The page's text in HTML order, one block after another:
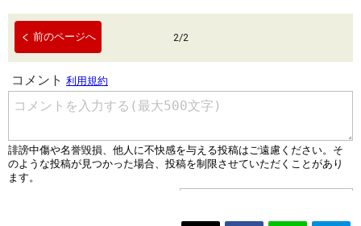
前のページへ 2/2